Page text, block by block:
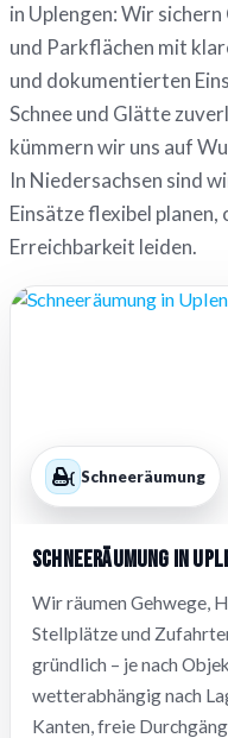
in Uplengen: Wir
und Parkflächen mit
und dokumentierten
Schnee und Glätte
kümmern wir uns auf
In Niedersachsen sind
Einsätze flexibel
Erreichbarkeit leiden.
Schneeräumung
Schneeräumung in
Wir räumen Gehwege,
Stellplätze und
gründlich – je nach
wetterabhängig nach
Kanten, freie